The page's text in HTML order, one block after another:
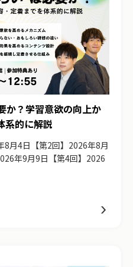
か？学習意欲の向上か
系的に解説
8月4日【第2回】2026年8月
年9月9日【第4回】2026